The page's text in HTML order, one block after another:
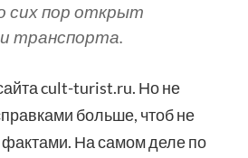
сих пор открыт
транспорта.
cult-turist.ru. Но не
больше, чтоб не
На самом деле по